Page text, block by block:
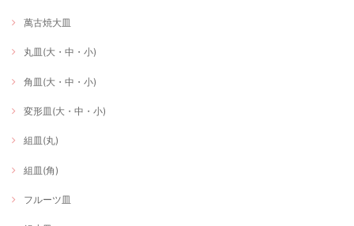
萬古焼大皿
丸皿(大・中・小)
角皿(大・中・小)
変形皿(大・中・小)
組皿(丸)
組皿(角)
フルーツ皿